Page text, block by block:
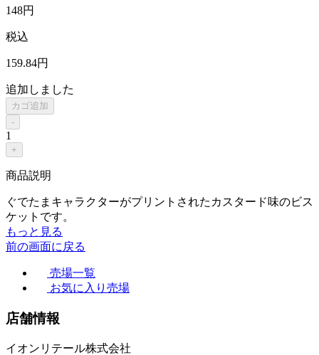
148円
税込
159.84円
追加しました
カゴ追加
-
1
+
商品説明
ぐでたまキャラクターがプリントされたカスタード味のビス
ケットです。
もっと見る
前の画面に戻る
売場一覧
お気に入り売場
店舗情報
イオンリテール株式会社